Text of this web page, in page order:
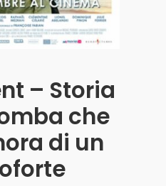
– Storia
che
di un